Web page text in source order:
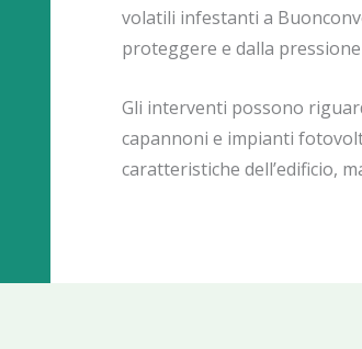
volatili infestanti a
proteggere e dalla pressione
Gli interventi possono
capannoni e impianti
caratteristiche dell’edificio,